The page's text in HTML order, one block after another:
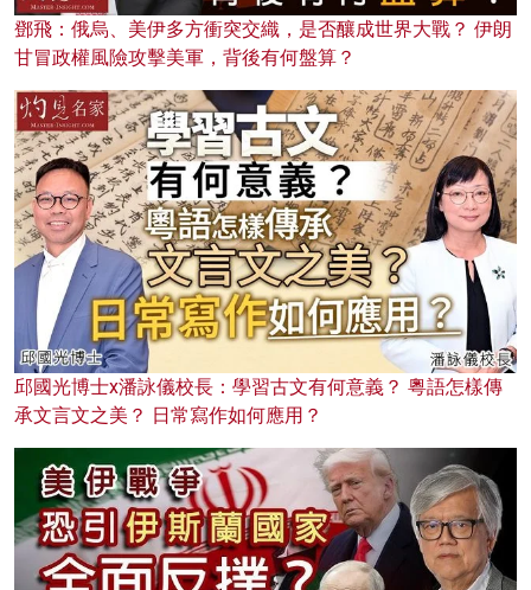
鄧飛：俄烏、美伊多方衝突交織，是否釀成世界大戰？ 伊朗
甘冒政權風險攻擊美軍，背後有何盤算？
邱國光博士x潘詠儀校長：學習古文有何意義？ 粵語怎樣傳
承文言文之美？ 日常寫作如何應用？